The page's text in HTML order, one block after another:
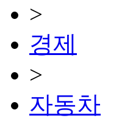
>
경제
>
자동차